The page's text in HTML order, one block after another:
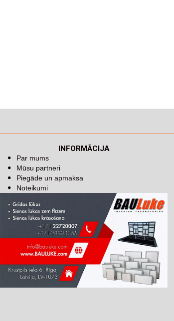
INFORMĀCIJA
Par mums
Mūsu partneri
Piegāde un apmaksa
Noteikumi